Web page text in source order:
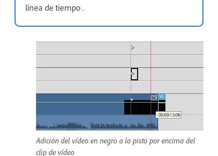
línea de tiempo .
Adición del vídeo en negro a la pista por encima del
clip de vídeo